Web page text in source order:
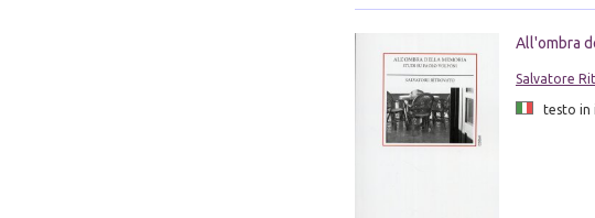
All'ombra
Salvatore
testo in